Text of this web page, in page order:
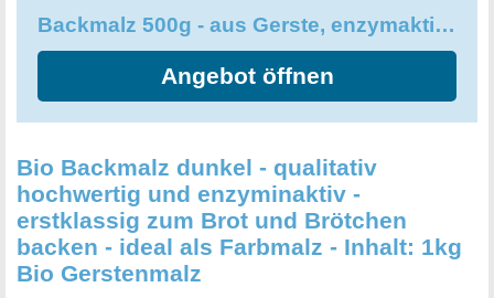
Backmalz 500g - aus Gerste, enzymaktiv - mind. 7 Monate MHD
Angebot öffnen
Bio Backmalz dunkel - qualitativ
hochwertig und enzyminaktiv -
erstklassig zum Brot und Brötchen
backen - ideal als Farbmalz - Inhalt: 1kg
Bio Gerstenmalz